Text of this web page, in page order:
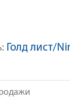
Голд лист/